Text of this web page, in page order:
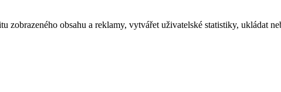
zobrazeného obsahu a reklamy, vytvářet uživatelské statistiky, ukládat